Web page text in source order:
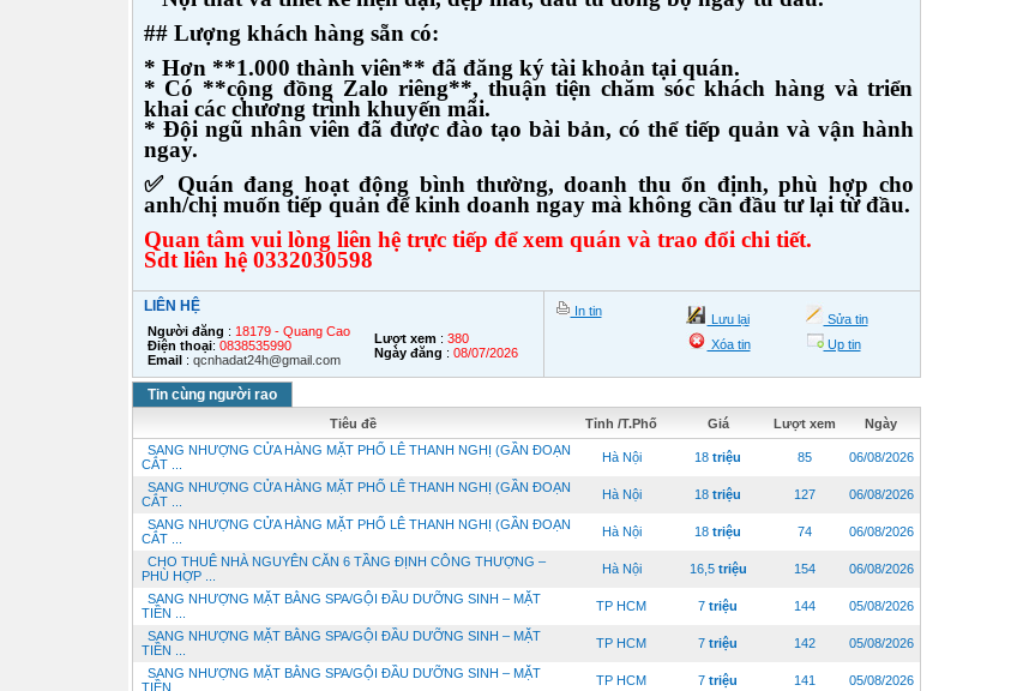
## Lượng khách hàng sẵn có:
* Hơn **1.000 thành viên** đã đăng ký tài khoản tại quán.
* Có **cộng đồng Zalo riêng**, thuận tiện chăm sóc khách hàng và triển
khai các chương trình khuyến mãi.
* Đội ngũ nhân viên đã được đào tạo bài bản, có thể tiếp quản và vận hành
ngay.
✅ Quán đang hoạt động bình thường, doanh thu ổn định, phù hợp cho
anh/chị muốn tiếp quản để kinh doanh ngay mà không cần đầu tư lại từ đầu.
Quan tâm vui lòng liên hệ trực tiếp để xem quán và trao đổi chi tiết.
Sdt liên hệ 0332030598
LIÊN HỆ
Người đăng : 18179 - Quang Cao
Điện thoại: 0838535990
Email: qcnhadat24h@gmail.com
Lượt xem: 380
Ngày đăng : 08/07/2026
In tin
Lưu lại
Sửa tin
Xóa tin
Up tin
Tin cùng người rao
Tiêu đề Tỉnh /T.Phố Giá Lượt xem
Ngày
SANG NHƯỢNG CỬA HÀNG MẶT PHỐ LÊ THANH NGHỊ (GẦN ĐOẠN
CẮT ...
Hà Nội 18 triệu 85 06/08/2026
SANG NHƯỢNG CỬA HÀNG MẶT PHỐ LÊ THANH NGHỊ (GẦN ĐOẠN
CẮT ...
Hà Nội 18 triệu 127 06/08/2026
SANG NHƯỢNG CỬA HÀNG MẶT PHỐ LÊ THANH NGHỊ (GẦN ĐOẠN
CẮT ...
Hà Nội 18 triệu 74 06/08/2026
CHO THUÊ NHÀ NGUYÊN CĂN 6 TẦNG ĐỊNH CÔNG THƯỢNG –
PHÙ HỢP ...
Hà Nội 16,5 triệu 154 06/08/2026
SANG NHƯỢNG MẶT BẰNG SPA/GỘI ĐẦU DƯỠNG SINH – MẶT
TIỀN ...
TP HCM 7 triệu 144 05/08/2026
SANG NHƯỢNG MẶT BẰNG SPA/GỘI ĐẦU DƯỠNG SINH – MẶT
TIỀN ...
TP HCM 7 triệu 142 05/08/2026
SANG NHƯỢNG MẶT BẰNG SPA/GỘI ĐẦU DƯỠNG SINH – MẶT
TIỀN ...
TP HCM 7 triệu 141 05/08/2026